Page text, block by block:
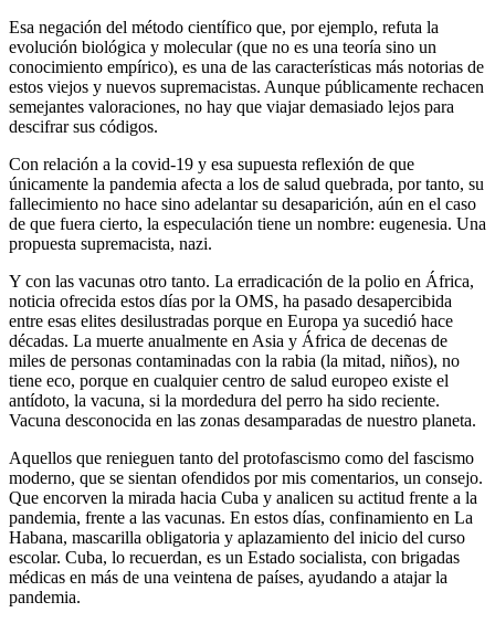
Esa negación del método científico que, por ejemplo, refuta la
evolución biológica y molecular (que no es una teoría sino un
conocimiento empírico), es una de las características más notorias de
estos viejos y nuevos supremacistas. Aunque públicamente rechacen
semejantes valoraciones, no hay que viajar demasiado lejos para
descifrar sus códigos.
Con relación a la covid-19 y esa supuesta reflexión de que
únicamente la pandemia afecta a los de salud quebrada, por tanto, su
fallecimiento no hace sino adelantar su desaparición, aún en el caso
de que fuera cierto, la especulación tiene un nombre: eugenesia. Una
propuesta supremacista, nazi.
Y con las vacunas otro tanto. La erradicación de la polio en África,
noticia ofrecida estos días por la OMS, ha pasado desapercibida
entre esas elites desilustradas porque en Europa ya sucedió hace
décadas. La muerte anualmente en Asia y África de decenas de
miles de personas contaminadas con la rabia (la mitad, niños), no
tiene eco, porque en cualquier centro de salud europeo existe el
antídoto, la vacuna, si la mordedura del perro ha sido reciente.
Vacuna desconocida en las zonas desamparadas de nuestro planeta.
Aquellos que renieguen tanto del protofascismo como del fascismo
moderno, que se sientan ofendidos por mis comentarios, un consejo.
Que encorven la mirada hacia Cuba y analicen su actitud frente a la
pandemia, frente a las vacunas. En estos días, confinamiento en La
Habana, mascarilla obligatoria y aplazamiento del inicio del curso
escolar. Cuba, lo recuerdan, es un Estado socialista, con brigadas
médicas en más de una veintena de países, ayudando a atajar la
pandemia.